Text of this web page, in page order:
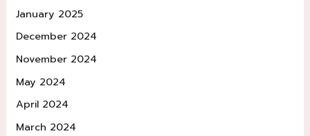
January 2025
December 2024
November 2024
May 2024
April 2024
March 2024